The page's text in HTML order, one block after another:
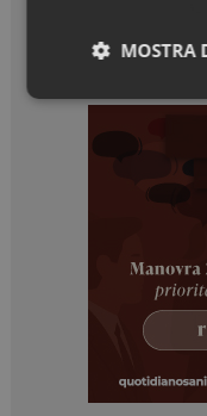
MOSTRA
I cookie
sito web
navigazione
funzionare